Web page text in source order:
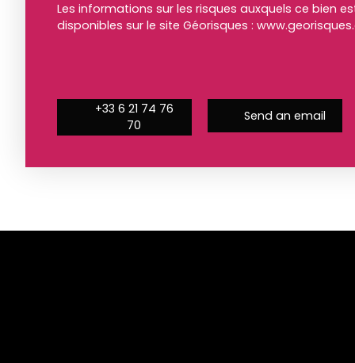
Les informations sur les risques auxquels ce bien
disponibles sur le site Géorisques :
+33 6 21 74 76
70
Send an email